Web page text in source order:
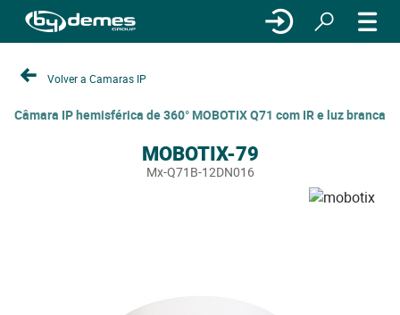
Volver a Camaras IP
Câmara IP hemisférica de 360° MOBOTIX Q71 com IR e luz branca
MOBOTIX-79
Mx-Q71B-12DN016